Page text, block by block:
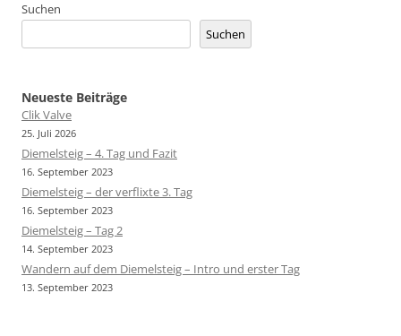
Suchen
Suchen
Neueste Beiträge
Clik Valve
25. Juli 2026
Diemelsteig – 4. Tag und Fazit
16. September 2023
Diemelsteig – der verflixte 3. Tag
16. September 2023
Diemelsteig – Tag 2
14. September 2023
Wandern auf dem Diemelsteig – Intro und erster Tag
13. September 2023